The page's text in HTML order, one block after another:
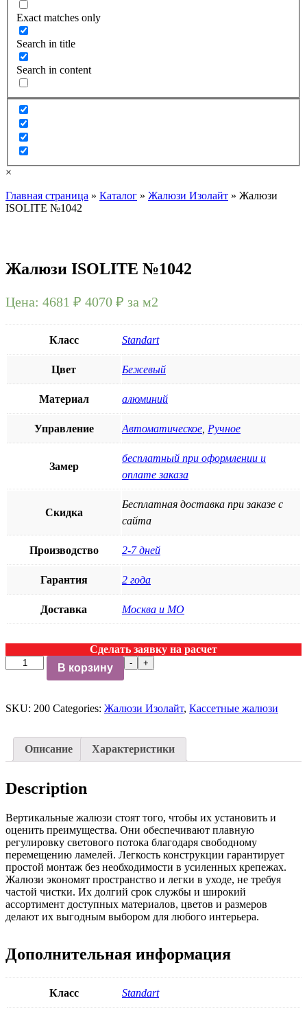
Exact matches only
Search in title
Search in content
×
Главная страница » Каталог » Жалюзи Изолайт » Жалюзи
ISOLITE №1042
Жалюзи ISOLITE №1042
Цена: 4681 ₽ 4070 ₽ за м2
Класс Standart
Цвет Бежевый
Материал алюминий
Управление Автоматическое, Ручное
Замер
бесплатный при оформлении и
оплате заказа
Скидка
Бесплатная доставка при заказе с
сайта
Производство 2-7 дней
Гарантия 2 года
Доставка Москва и МО
Сделать заявку на расчет
-
Жалюзи
ISOLITE
+
В корзину
SKU: 200 Categories: Жалюзи Изолайт, Кассетные жалюзи
Описание Характеристики
Description
Вертикальные жалюзи стоят того, чтобы их установить и
оценить преимущества. Они обеспечивают плавную
регулировку светового потока благодаря свободному
перемещению ламелей. Легкость конструкции гарантирует
простой монтаж без необходимости в усиленных крепежах.
Жалюзи экономят пространство и легки в уходе, не требуя
частой чистки. Их долгий срок службы и широкий
ассортимент доступных материалов, цветов и размеров
делают их выгодным выбором для любого интерьера.
Дополнительная информация
Класс Standart